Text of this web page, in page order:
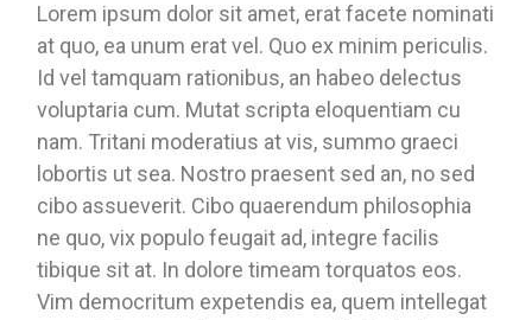
Lorem ipsum dolor sit amet, erat facete nominati
at quo, ea unum erat vel. Quo ex minim periculis.
Id vel tamquam rationibus, an habeo delectus
voluptaria cum. Mutat scripta eloquentiam cu
nam. Tritani moderatius at vis, summo graeci
lobortis ut sea. Nostro praesent sed an, no sed
cibo assueverit. Cibo quaerendum philosophia
ne quo, vix populo feugait ad, integre facilis
tibique sit at. In dolore timeam torquatos eos.
Vim democritum expetendis ea, quem intellegat